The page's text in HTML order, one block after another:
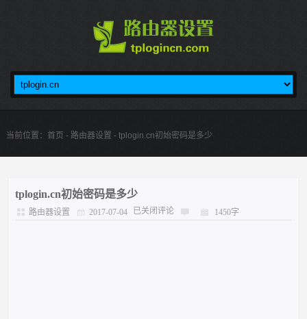
当前位置： 首页 - 路由器设置 - tplogin.cn初始密码是多少
tplogin.cn初始密码是多少
路由器设置 2017-07-04 已关闭评论 1450字